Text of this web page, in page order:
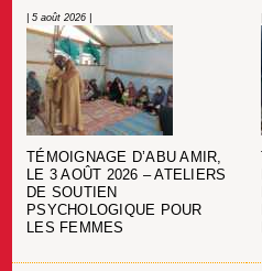
| 5 août 2026 |
TÉMOIGNAGE D’ABU AMIR,
LE 3 AOÛT 2026 – ATELIERS
DE SOUTIEN
PSYCHOLOGIQUE POUR
LES FEMMES